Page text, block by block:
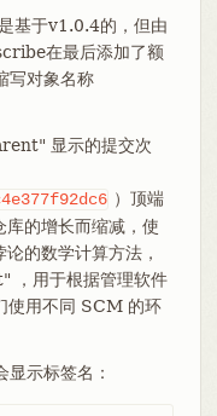
基于v1.0.4的，但由
在最后添加了额
写对象名称
显示的提交次
）顶端
库的增长而缩减，使
的数学计算方法，
，用于根据管理软件
使用不同 SCM 的环
显示标签名：